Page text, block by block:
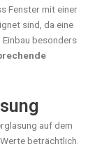
Fenster mit einer
sind, da eine
besonders
auf dem
beträchtlich.